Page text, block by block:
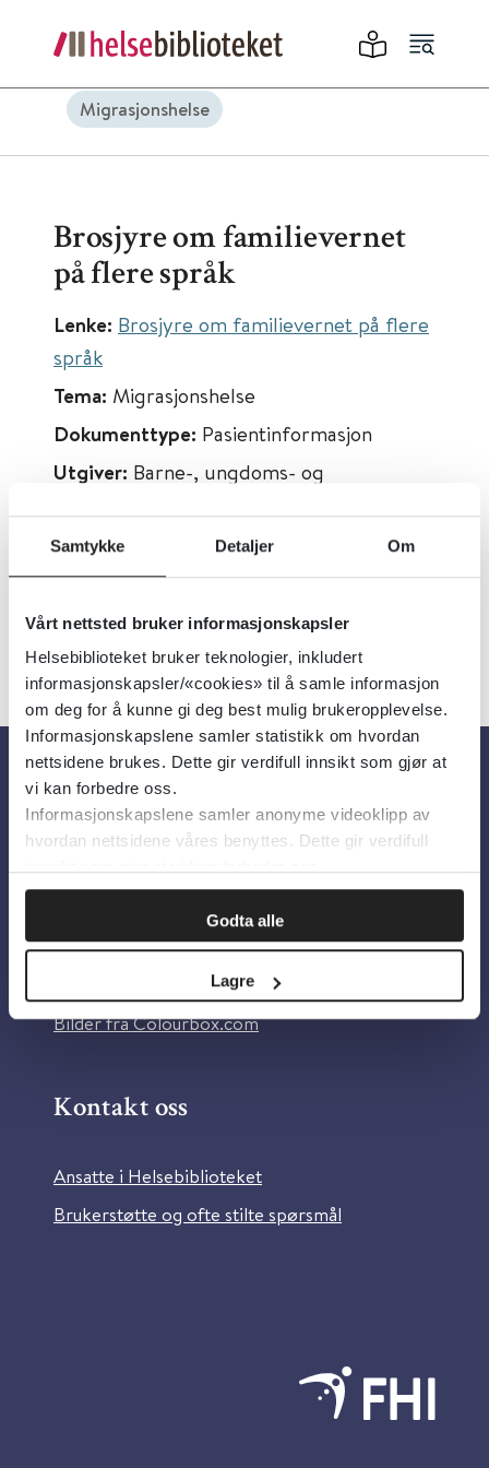
Samtykke Detaljer Om
Vårt nettsted bruker informasjonskapsler
Helsebiblioteket bruker teknologier, inkludert
informasjonskapsler/«cookies» til å samle informasjon
om deg for å kunne gi deg best mulig brukeropplevelse.
Informasjonskapslene samler statistikk om hvordan
nettsidene brukes. Dette gir verdifull innsikt som gjør at
vi kan forbedre oss.
Informasjonskapslene samler anonyme videoklipp av
hvordan nettsidene våres benyttes. Dette gir verdifull
Godta alle
Lagre
Migrasjonshelse
Brosjyre om familievernet
på flere språk
Lenke: Brosjyre om familievernet på flere
språk
Tema: Migrasjonshelse
Dokumenttype: Pasientinformasjon
Utgiver: Barne-, ungdoms- og
Språk:Norsk
Om oss
Om Helsebiblioteket
Personvern og informasjonskapsler
Tilgjengelighetserklæring
Information in English
Bilder fra Colourbox.com
Kontakt oss
Ansatte i Helsebiblioteket
Brukerstøtte og ofte stilte spørsmål